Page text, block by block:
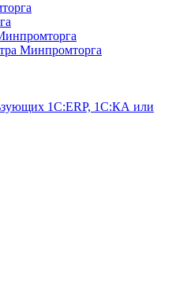
Минпромторга
1C:ERP, 1С:КА или